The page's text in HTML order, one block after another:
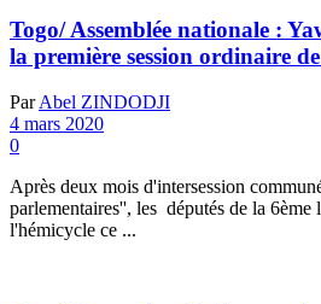
Togo/ Assemblée nationale :
la première session ordinaire de
Par Abel ZINDODJI
4 mars 2020
0
Après deux mois d'intersession
parlementaires'', les députés de la 6ème
l'hémicycle ce ...